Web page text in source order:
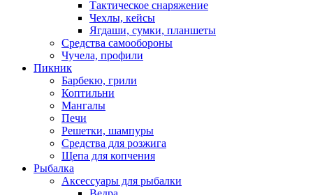
Тактическое снаряжение
Чехлы, кейсы
Ягдаши, сумки, планшеты
Средства самообороны
Чучела, профили
Пикник
Барбекю, грили
Коптильни
Мангалы
Печи
Решетки, шампуры
Средства для розжига
Щепа для копчения
Рыбалка
Аксессуары для рыбалки